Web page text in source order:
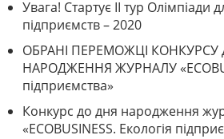
Увага! Стартує ІІ тур Олімпіади
підприємств – 2020
ОБРАНІ ПЕРЕМОЖЦІ КОНКУРСУ
НАРОДЖЕННЯ ЖУРНАЛУ
підприємства»
Конкурс до дня народження
«ECOBUSINESS. Екологія